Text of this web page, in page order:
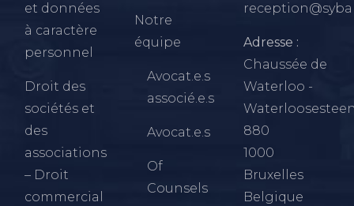
et données
à caractère
personnel
Droit des
sociétés et
des
associations
– Droit
commercial
Notre
équipe
Avocat.e.s
associé.e.s
Avocat.e.s
Of
Counsels
Adresse :
Chaussée de
Waterloo -
880
1000
Bruxelles
Belgique